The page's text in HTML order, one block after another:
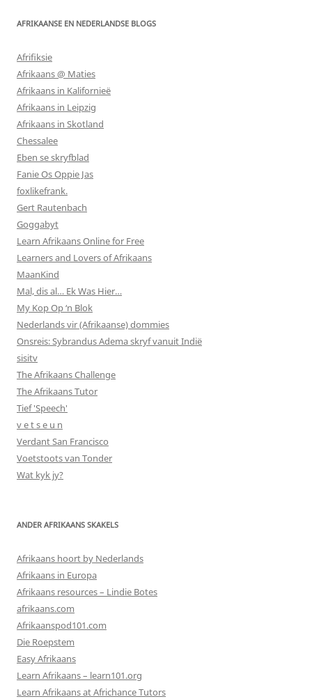
AFRIKAANSE EN NEDERLANDSE BLOGS
Afrifiksie
Afrikaans @ Maties
Afrikaans in Kalifornieë
Afrikaans in Leipzig
Afrikaans in Skotland
Chessalee
Eben se skryfblad
Fanie Os Oppie Jas
foxlikefrank.
Gert Rautenbach
Goggabyt
Learn Afrikaans Online for Free
Learners and Lovers of Afrikaans
MaanKind
Mal, dis al… Ek Was Hier…
My Kop Op ‘n Blok
Nederlands vir (Afrikaanse) dommies
Onsreis: Sybrandus Adema skryf vanuit Indië
sisitv
The Afrikaans Challenge
The Afrikaans Tutor
Tief 'Speech'
v e t s e u n
Verdant San Francisco
Voetstoots van Tonder
Wat kyk jy?
ANDER AFRIKAANS SKAKELS
Afrikaans hoort by Nederlands
Afrikaans in Europa
Afrikaans resources – Lindie Botes
afrikaans.com
Afrikaanspod101.com
Die Roepstem
Easy Afrikaans
Learn Afrikaans – learn101.org
Learn Afrikaans at Africhance Tutors